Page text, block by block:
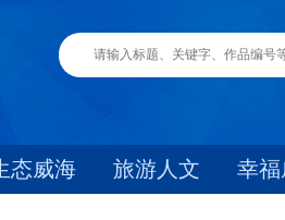
态威海 旅游人文 幸